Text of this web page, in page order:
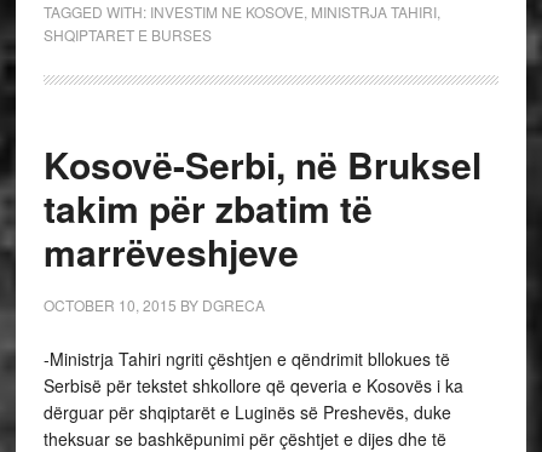
TAGGED WITH: INVESTIM NE KOSOVE MINISTRJA TAHIRI,
SHQIPTARET E BURSES
Kosovë-Serbi, në Bruksel
takim për zbatim të
marrëveshjeve
OCTOBER 10, 2015 BY DGRECA
-Ministrja Tahiri ngriti çështjen e qëndrimit bllokues të
Serbisë për tekstet shkollore që qeveria e Kosovës i ka
dërguar për shqiptarët e Luginës së Preshevës, duke
theksuar se bashkëpunimi për çështjet e dijes dhe të